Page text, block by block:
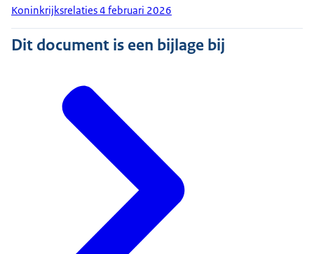
Koninkrijksrelaties 4 februari 2026
Dit document is een bijlage bij